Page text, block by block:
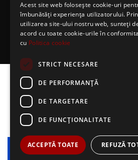
Website detinut de AE Sagres
J08/2727/
Acest site web folosește cookie-uri
îmbunătăți experiența utilizatorului. Prin
utilizarea site-ului nostru web, sunteți
acord cu toate cookie-urile în
cu Politica cookie
STRICT NECESARE
DE PERFORMANȚĂ
DE TARGETARE
DE FUNCŢIONALITATE
ACCEPTĂ TOATE REFUZĂ